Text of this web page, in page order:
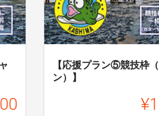
【応援プラン⑤競技枠
ン）】